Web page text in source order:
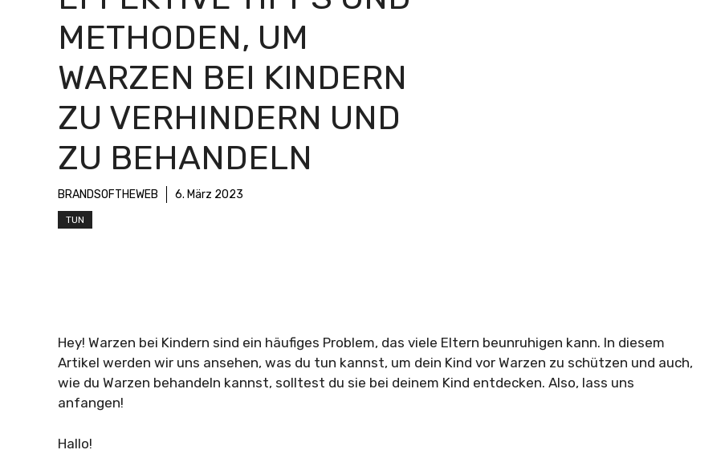
METHODEN, UM
WARZEN BEI KINDERN
ZU VERHINDERN UND
ZU BEHANDELN
BRANDSOFTHEWEB 6. März 2023
TUN
Hey! Warzen bei Kindern sind ein häufiges Problem, das viele Eltern beunruhigen kann. In diesem
Artikel werden wir uns ansehen, was du tun kannst, um dein Kind vor Warzen zu schützen und auch,
wie du Warzen behandeln kannst, solltest du sie bei deinem Kind entdecken. Also, lass uns
anfangen!
Hallo!